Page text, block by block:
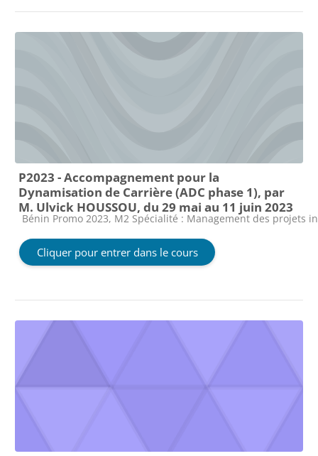
P2023 - Accompagnement pour la
Dynamisation de Carrière (ADC phase 1), par
M. Ulvick HOUSSOU, du 29 mai au 11 juin 2023
Catégorie de cours
Bénin Promo 2023, M2 Spécialité : Management des projets
Cliquer pour entrer dans le cours